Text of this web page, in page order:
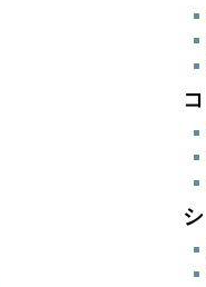
コ
シ